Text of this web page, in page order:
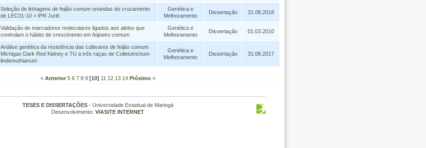
Seleção de linhagens de feijão comum oriundas do cruzamento
de LEC01-10 × IPR Juriti.
Genética e
Melhoramento
Dissertação 31.08.2018
Validação de marcadores moleculares ligados aos alelos que
controlam o hábito de crescimento em feijoeiro comum
Genética e
Melhoramento
Dissertação 01.03.2010
Análise genética da resistência das cultivares de feijão comum
Michigan Dark Red Kidney e TU a três raças de Colletotrichum
lindemuthianum
Genética e
Melhoramento
Dissertação 31.08.2017
« Anterior 5 6 7 8 9 [10] 11 12 13 14 Próximo»
TESES E DISSERTAÇÕES- Universidade Estadual de Maringá
Desenvolvimento: VIASITE INTERNET